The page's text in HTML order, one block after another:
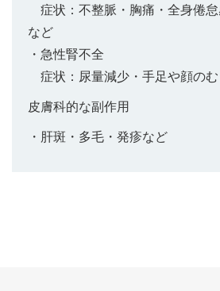
症状：不整脈・胸痛・全身倦
など
・急性腎不全
症状：尿量減少・手足や顔の
皮膚科的な副作用
・肝斑・多毛・発疹など